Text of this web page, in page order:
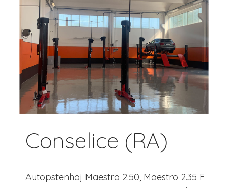
Conselice (RA)
Autopstenhoj Maestro 2.50, Maestro 2.35 F